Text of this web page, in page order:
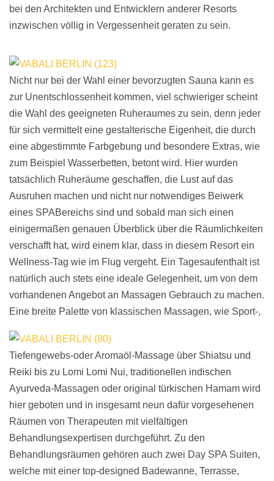
bei den Architekten und Entwicklern anderer Resorts
inzwischen völlig in Vergessenheit geraten zu sein.
Nicht nur bei der Wahl einer bevorzugten Sauna kann es
zur Unentschlossenheit kommen, viel schwieriger scheint
die Wahl des geeigneten Ruheraumes zu sein, denn jeder
für sich vermittelt eine gestalterische Eigenheit, die durch
eine abgestimmte Farbgebung und besondere Extras, wie
zum Beispiel Wasserbetten, betont wird. Hier wurden
tatsächlich Ruheräume geschaffen, die Lust auf das
Ausruhen machen und nicht nur notwendiges Beiwerk
eines SPABereichs sind und sobald man sich einen
einigermaßen genauen Überblick über die Räumlichkeiten
verschafft hat, wird einem klar, dass in diesem Resort ein
Wellness-Tag wie im Flug vergeht. Ein Tagesaufenthalt ist
natürlich auch stets eine ideale Gelegenheit, um von dem
vorhandenen Angebot an Massagen Gebrauch zu machen.
Eine breite Palette von klassischen Massagen, wie Sport-,
Tiefengewebs-oder Aromaöl-Massage über Shiatsu und
Reiki bis zu Lomi Lomi Nui, traditionellen indischen
Ayurveda-Massagen oder original türkischen Hamam wird
hier geboten und in insgesamt neun dafür vorgesehenen
Räumen von Therapeuten mit vielfältigen
Behandlungsexpertisen durchgeführt. Zu den
Behandlungsräumen gehören auch zwei Day SPA Suiten,
welche mit einer top-designed Badewanne, Terrasse,